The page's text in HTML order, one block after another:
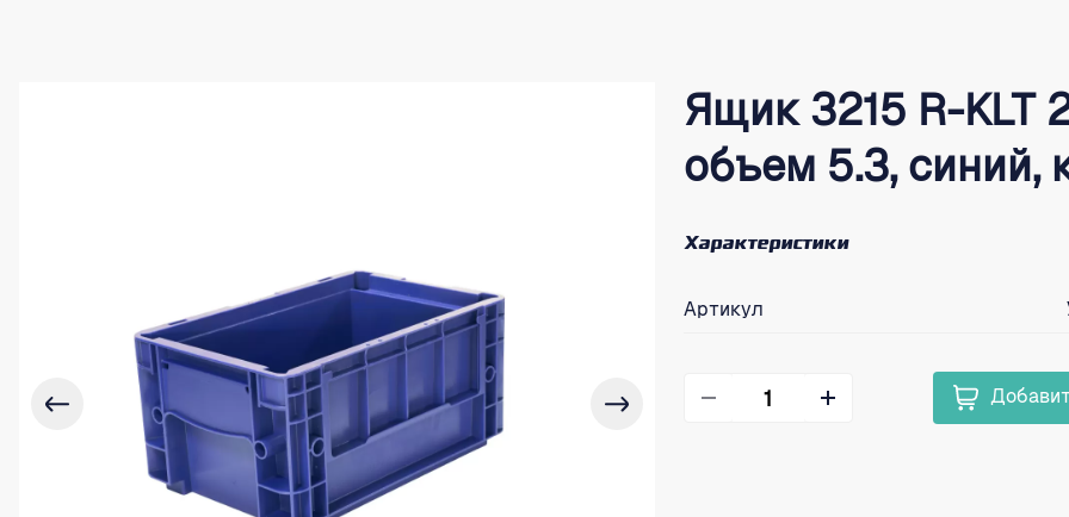
Ящик 3215 R-KLT
объем 5.3, синий,
Характеристики
Артикул